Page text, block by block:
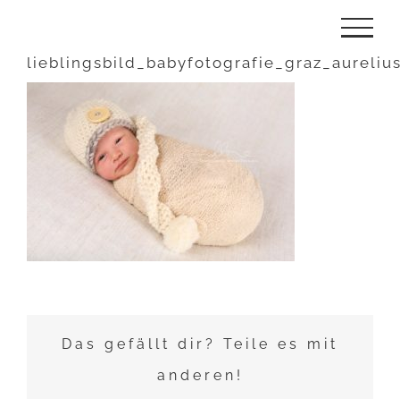
springen
Das gefällt dir? Teile es mit
anderen!